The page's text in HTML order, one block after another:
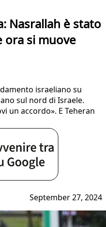
Nasrallah è stato
ora si muove
israeliano su
sul nord di Israele.
un accordo». E Teheran
September 27, 2024